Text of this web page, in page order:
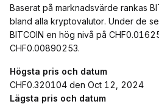
Baserat på marknadsvärde rankas
bland alla kryptovalutor. Under de
BITCOIN en hög nivå på
CHF0.00890253.
Högsta pris och datum
CHF0.320104 den Oct 12, 2024
Lägsta pris och datum